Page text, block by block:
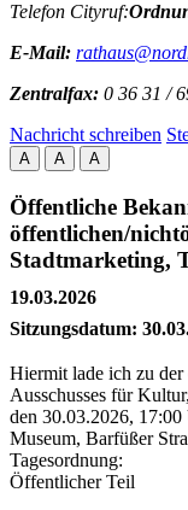
Telefon Cityruf:
E-Mail:
Zentralfax: 0 36 31 /
Nachricht schreiben
A A A
Öffentliche
öffentlichen/
Stadtmarketing,
19.03.2026
Sitzungsdatum:
Hiermit lade ich zu
Ausschusses für
den 30.03.2026,
Museum, Barfüßer
Tagesordnung:
Öffentlicher Teil